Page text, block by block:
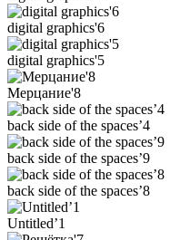
digital graphics'6
digital graphics'5
Мерцание'8
back side of the spaces’4
back side of the spaces’9
back side of the spaces’8
Untitled’1